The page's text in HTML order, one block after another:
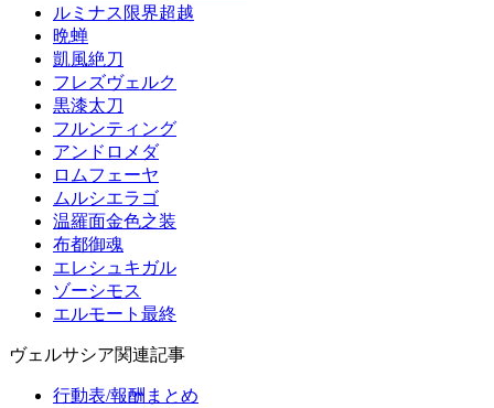
ルミナス限界超越
晩蝉
凱風絶刀
フレズヴェルク
黒漆太刀
フルンティング
アンドロメダ
ロムフェーヤ
ムルシエラゴ
温羅面金色之装
布都御魂
エレシュキガル
ゾーシモス
エルモート最終
ヴェルサシア関連記事
行動表/報酬まとめ